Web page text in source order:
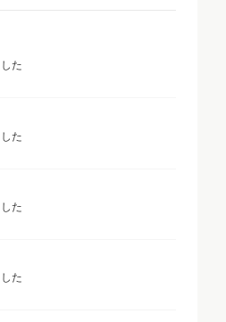
た
た
た
た